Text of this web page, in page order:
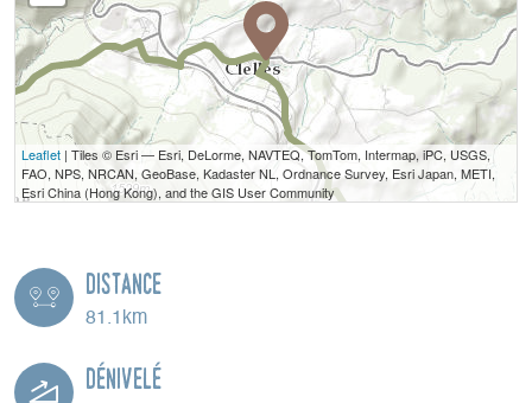
Leaflet | Tiles © Esri — Esri, DeLorme, NAVTEQ, TomTom, Intermap, iPC, USGS,
FAO, NPS, NRCAN, GeoBase, Kadaster NL, Ordnance Survey, Esri Japan, METI,
Esri China (Hong Kong), and the GIS User Community
Distance
81.1km
Dénivelé